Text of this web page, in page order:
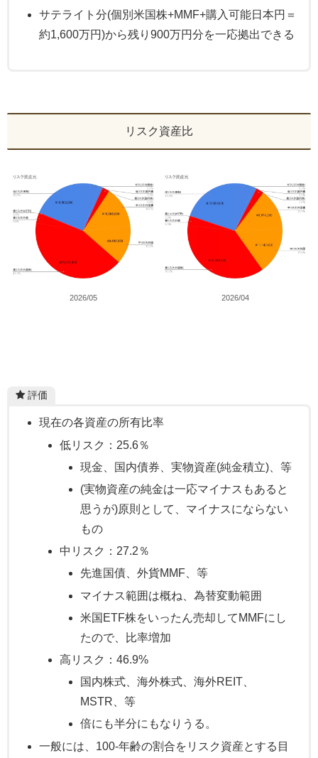
サテライト分(個別米国株+MMF+購入可能日本円＝
約1,600万円)から残り900万円分を一応拠出できる
リスク資産比
2026/05 2026/04
評価
現在の各資産の所有比率
低リスク：25.6％
現金、国内債券、実物資産(純金積立)、等
(実物資産の純金は一応マイナスもあると
思うが)原則として、マイナスにならない
もの
中リスク：27.2％
先進国債、外貨MMF、等
マイナス範囲は概ね、為替変動範囲
米国ETF株をいったん売却してMMFにし
たので、比率増加
高リスク：46.9%
国内株式、海外株式、海外REIT、
MSTR、等
倍にも半分にもなりうる。
一般には、100-年齢の割合をリスク資産とする目